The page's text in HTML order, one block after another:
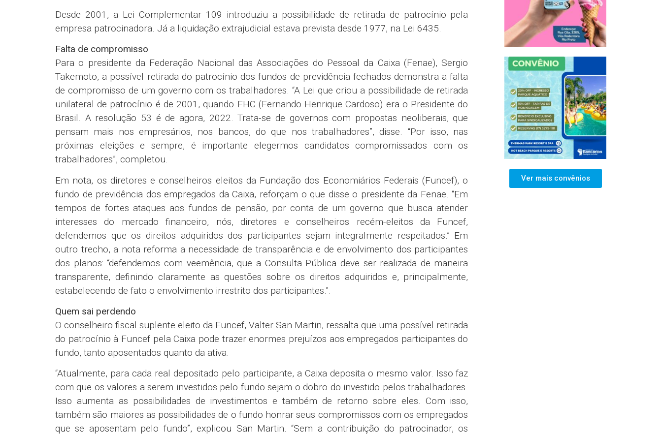
Desde 2001, a Lei Complementar 109 introduziu a possibilidade de retirada de patrocínio pela
empresa patrocinadora. Já a liquidação extrajudicial estava prevista desde 1977, na Lei 6435.
Falta de compromisso
Para o presidente da Federação Nacional das Associações do Pessoal da Caixa (Fenae), Sergio
Takemoto, a possível retirada do patrocínio dos fundos de previdência fechados demonstra a falta
de compromisso de um governo com os trabalhadores. “A Lei que criou a possibilidade de retirada
unilateral de patrocínio é de 2001, quando FHC (Fernando Henrique Cardoso) era o Presidente do
Brasil. A resolução 53 é de agora, 2022. Trata-se de governos com propostas neoliberais, que
pensam mais nos empresários, nos bancos, do que nos trabalhadores”, disse. “Por isso, nas
próximas eleições e sempre, é importante elegermos candidatos compromissados com os
trabalhadores”, completou.
Em nota, os diretores e conselheiros eleitos da Fundação dos Economiários Federais (Funcef), o
fundo de previdência dos empregados da Caixa, reforçam o que disse o presidente da Fenae. “Em
tempos de fortes ataques aos fundos de pensão, por conta de um governo que busca atender
interesses do mercado financeiro, nós, diretores e conselheiros recém-eleitos da Funcef,
defendemos que os direitos adquiridos dos participantes sejam integralmente respeitados.” Em
outro trecho, a nota reforma a necessidade de transparência e de envolvimento dos participantes
dos planos: “defendemos com veemência, que a Consulta Pública deve ser realizada de maneira
transparente, definindo claramente as questões sobre os direitos adquiridos e, principalmente,
estabelecendo de fato o envolvimento irrestrito dos participantes.”.
Quem sai perdendo
O conselheiro fiscal suplente eleito da Funcef, Valter San Martin, ressalta que uma possível retirada
do patrocínio à Funcef pela Caixa pode trazer enormes prejuízos aos empregados participantes do
fundo, tanto aposentados quanto da ativa.
“Atualmente, para cada real depositado pelo participante, a Caixa deposita o mesmo valor. Isso faz
com que os valores a serem investidos pelo fundo sejam o dobro do investido pelos trabalhadores.
Isso aumenta as possibilidades de investimentos e também de retorno sobre eles. Com isso,
também são maiores as possibilidades de o fundo honrar seus compromissos com os empregados
que se aposentam pelo fundo”, explicou San Martin. “Sem a contribuição do patrocinador, os
Ver mais convênios